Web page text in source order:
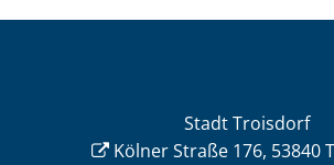
Stadt Troisdorf
Kölner Straße 176, 53840